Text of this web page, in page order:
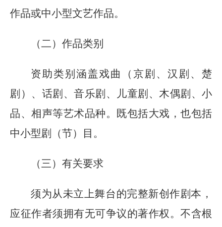
作品或中小型文艺作品。
（二）作品类别
资助类别涵盖戏曲（京剧、汉剧、楚
剧）、话剧、音乐剧、儿童剧、木偶剧、小
品、相声等艺术品种。既包括大戏，也包括
中小型剧（节）目。
（三）有关要求
须为从未立上舞台的完整新创作剧本，
应征作者须拥有无可争议的著作权。 不含根